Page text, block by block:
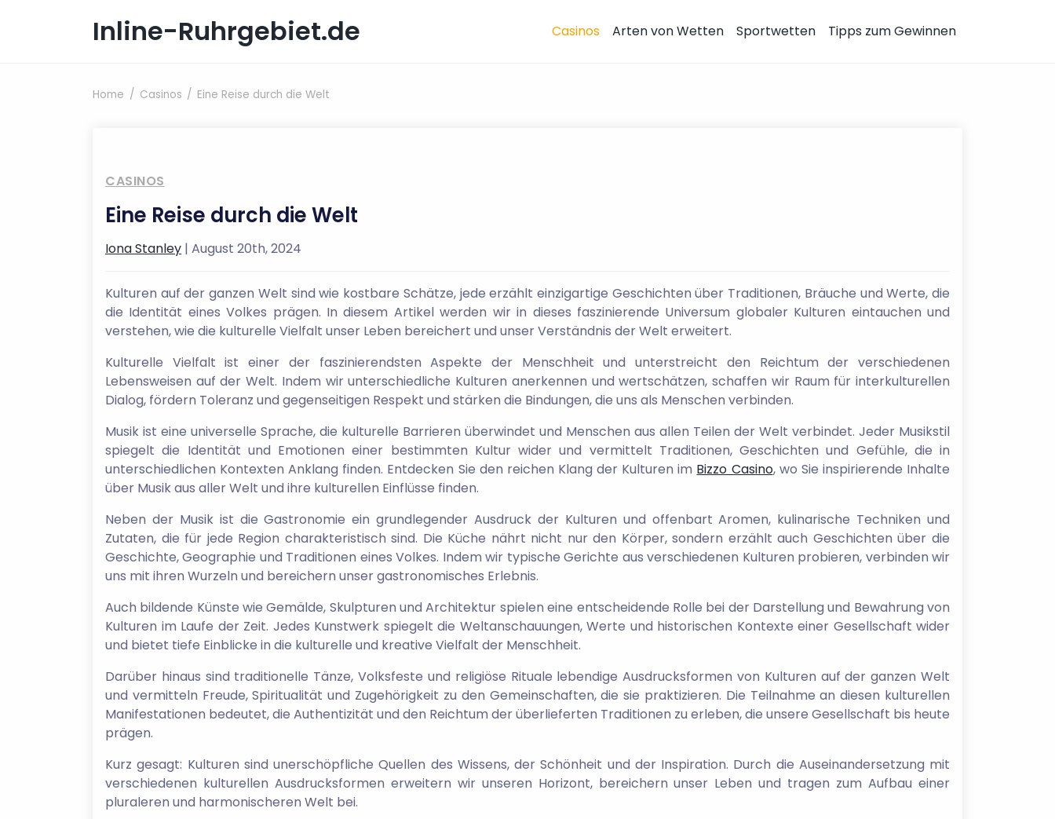
Inline-Ruhrgebiet.de Casinos Arten von Wetten Sportwetten Tipps zum Gewinnen
Home Casinos Eine Reise durch die Welt
CASINOS
Eine Reise durch die Welt
Iona Stanley | August 20th, 2024
Kulturen auf der ganzen Welt sind wie kostbare Schätze, jede erzählt einzigartige Geschichten über Traditionen, Bräuche und Werte, die
die Identität eines Volkes prägen. In diesem Artikel werden wir in dieses faszinierende Universum globaler Kulturen eintauchen und
verstehen, wie die kulturelle Vielfalt unser Leben bereichert und unser Verständnis der Welt erweitert.
Kulturelle Vielfalt ist einer der faszinierendsten Aspekte der Menschheit und unterstreicht den Reichtum der verschiedenen
Lebensweisen auf der Welt. Indem wir unterschiedliche Kulturen anerkennen und wertschätzen, schaffen wir Raum für interkulturellen
Dialog, fördern Toleranz und gegenseitigen Respekt und stärken die Bindungen, die uns als Menschen verbinden.
Musik ist eine universelle Sprache, die kulturelle Barrieren überwindet und Menschen aus allen Teilen der Welt verbindet. Jeder Musikstil
spiegelt die Identität und Emotionen einer bestimmten Kultur wider und vermittelt Traditionen, Geschichten und Gefühle, die in
unterschiedlichen Kontexten Anklang finden. Entdecken Sie den reichen Klang der Kulturen im Bizzo Casino, wo Sie inspirierende Inhalte
über Musik aus aller Welt und ihre kulturellen Einflüsse finden.
Neben der Musik ist die Gastronomie ein grundlegender Ausdruck der Kulturen und offenbart Aromen, kulinarische Techniken und
Zutaten, die für jede Region charakteristisch sind. Die Küche nährt nicht nur den Körper, sondern erzählt auch Geschichten über die
Geschichte, Geographie und Traditionen eines Volkes. Indem wir typische Gerichte aus verschiedenen Kulturen probieren, verbinden wir
uns mit ihren Wurzeln und bereichern unser gastronomisches Erlebnis.
Auch bildende Künste wie Gemälde, Skulpturen und Architektur spielen eine entscheidende Rolle bei der Darstellung und Bewahrung von
Kulturen im Laufe der Zeit. Jedes Kunstwerk spiegelt die Weltanschauungen, Werte und historischen Kontexte einer Gesellschaft wider
und bietet tiefe Einblicke in die kulturelle und kreative Vielfalt der Menschheit.
Darüber hinaus sind traditionelle Tänze, Volksfeste und religiöse Rituale lebendige Ausdrucksformen von Kulturen auf der ganzen Welt
und vermitteln Freude, Spiritualität und Zugehörigkeit zu den Gemeinschaften, die sie praktizieren. Die Teilnahme an diesen kulturellen
Manifestationen bedeutet, die Authentizität und den Reichtum der überlieferten Traditionen zu erleben, die unsere Gesellschaft bis heute
prägen.
Kurz gesagt: Kulturen sind unerschöpfliche Quellen des Wissens, der Schönheit und der Inspiration. Durch die Auseinandersetzung mit
verschiedenen kulturellen Ausdrucksformen erweitern wir unseren Horizont, bereichern unser Leben und tragen zum Aufbau einer
pluraleren und harmonischeren Welt bei.